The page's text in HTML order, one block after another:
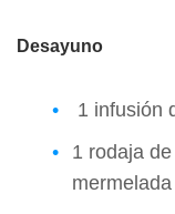
Desayuno
1 infusión
1 rodaja